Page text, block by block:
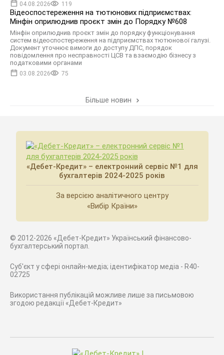
04.08.2026 119
Відеоспостереження на тютюнових підприємствах:
Мінфін оприлюднив проєкт змін до Порядку №608
Мінфін оприлюднив проєкт змін до порядку функціонування
систем відеоспостереження на підприємствах тютюнової галузі.
Документ уточнює вимоги до доступу ДПС, порядок
повідомлення про несправності ЦСВ та взаємодію бізнесу з
податковими органами
03.08.2026 75
Більше новин
«Дебет-Кредит» – електронний сервіс №1 для
бухгалтерів 2024-2025 років
За версією аналітичного центру
«Вибір Країни»
© 2012-2026 «Дебет-Кредит» Український фінансово-
бухгалтерський портал.
Суб'єкт у сфері онлайн-медіа; ідентифікатор медіа - R40-
02725
Використання публікацій можливе лише за письмовою
згодою редакції «Дебет-Кредит»